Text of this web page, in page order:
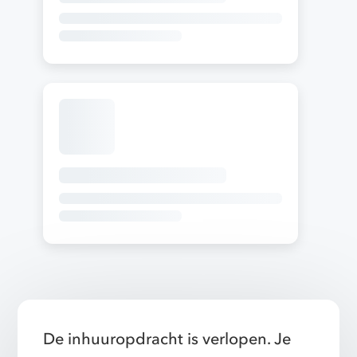
De inhuuropdracht is verlopen. Je